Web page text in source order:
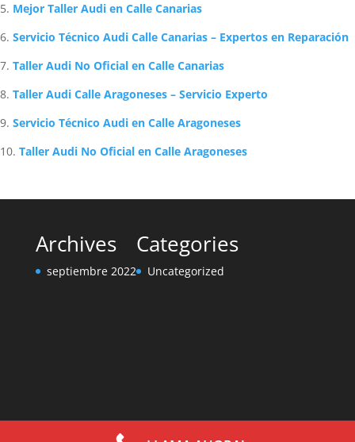
Mejor Taller Audi en Calle Canarias
Servicio Técnico Audi Calle Canarias – Expertos en Reparación
Taller Audi No Oficial en Calle Canarias
Taller Audi Calle Aragoneses – Servicio Experto
Servicio Técnico Audi en Calle Aragoneses
Taller Audi No Oficial en Calle Aragoneses
Archives
septiembre 2022
Categories
Uncategorized